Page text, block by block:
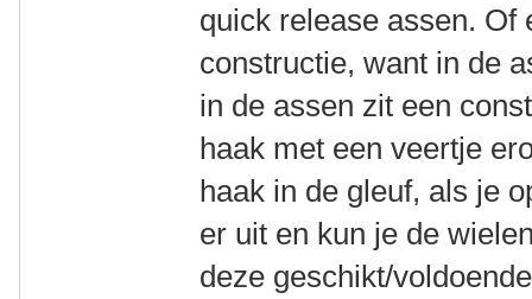
quick release assen. Of
constructie, want in de
in de assen zit een
haak met een veertje
haak in de gleuf, als je
er uit en kun je de
deze geschikt/